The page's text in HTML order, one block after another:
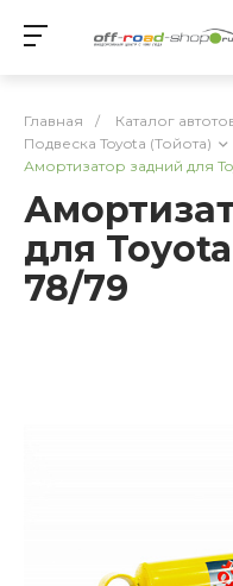
Главная / Каталог
Подвеска Toyota (Тойота)
Амортизатор задний для
для
78/79